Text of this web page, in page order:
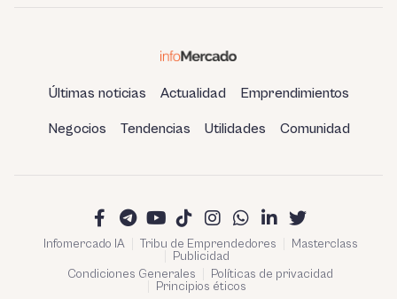
Últimas noticias Actualidad Emprendimientos
Negocios Tendencias Utilidades Comunidad
Infomercado IA Tribu de Emprendedores
Masterclass
Publicidad
Condiciones Generales
Políticas de privacidad
Principios éticos